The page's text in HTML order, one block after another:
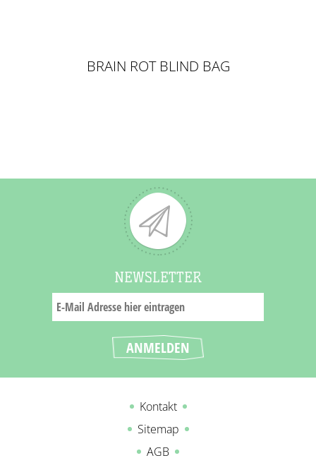
BRAIN ROT BLIND BAG
NEWSLETTER
Kontakt
Sitemap
AGB